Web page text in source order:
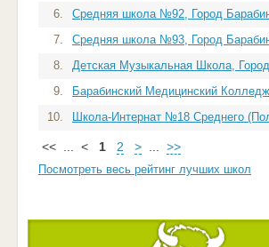
6.
Средняя школа №92, Город
7.
Средняя школа №93, Город
8.
Детская Музыкальная Школа,
9.
Барабинский Медицинский
10.
Школа-Интернат №18 Среднего
<< < 1 2 > >>
Посмотреть весь рейтинг лучших школ